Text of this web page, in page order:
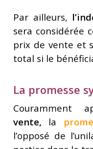
Par ailleurs,
sera considérée
prix de vente et
total si le
La promesse
Couramment
vente, la
l’opposé de